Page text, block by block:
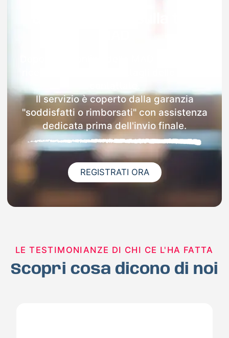
Il servizio è coperto dalla garanzia
"soddisfatti o rimborsati" con assistenza
dedicata prima dell'invio finale.
REGISTRATI ORA
LE TESTIMONIANZE DI CHI CE L'HA FATTA
Scopri cosa dicono di noi